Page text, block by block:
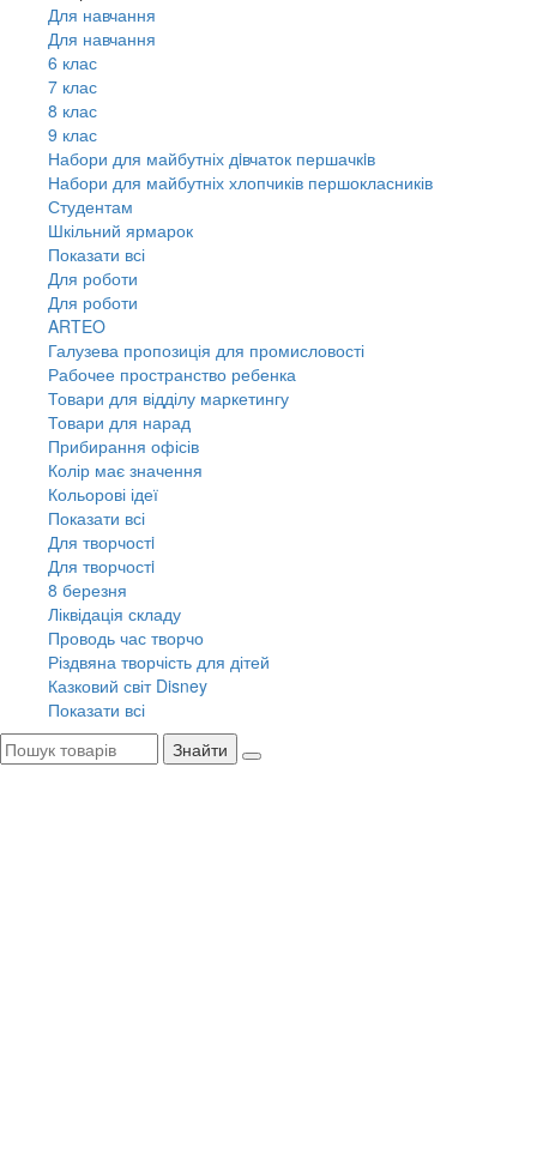
Для навчання
Для навчання
6 клас
7 клас
8 клас
9 клас
Набори для майбутніх дiвчаток першачкiв
Набори для майбутніх хлопчиків першокласників
Студентам
Шкільний ярмарок
Показати всі
Для роботи
Для роботи
ARTEO
Галузева пропозиція для промисловості
Рабочее пространство ребенка
Товари для відділу маркетингу
Товари для нарад
Прибирання офісів
Колір має значення
Кольорові ідеї
Показати всі
Для творчостi
Для творчостi
8 березня
Ліквідація складу
Проводь час творчо
Різдвяна творчість для дітей
Казковий світ Disney
Показати всі
Знайти